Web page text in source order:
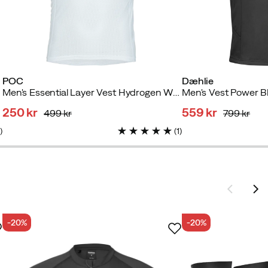
)
POC
Men's Essential Layer Vest Hydrogen White
250 kr 499 kr
(1)
Dæhlie
Men's Vest Power
559 kr 799 kr
-20% -20%